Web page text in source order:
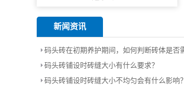
新闻资讯
码头砖铺设时砖缝大小有什么要求？
码头砖铺设时砖缝大小不均匀会有什么影响？